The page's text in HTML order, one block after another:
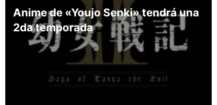
Anime de «Youjo Senki» tendrá una
2da temporada